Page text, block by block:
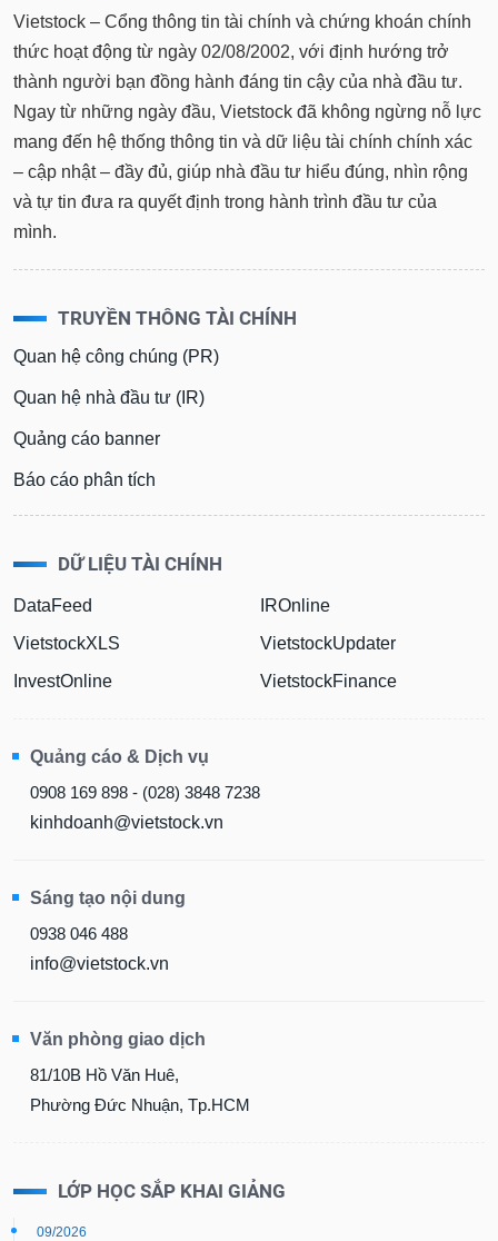
Vietstock – Cổng thông tin tài chính và chứng khoán chính
thức hoạt động từ ngày 02/08/2002, với định hướng trở
thành người bạn đồng hành đáng tin cậy của nhà đầu tư.
Ngay từ những ngày đầu, Vietstock đã không ngừng nỗ lực
mang đến hệ thống thông tin và dữ liệu tài chính chính xác
– cập nhật – đầy đủ, giúp nhà đầu tư hiểu đúng, nhìn rộng
và tự tin đưa ra quyết định trong hành trình đầu tư của
mình.
TRUYỀN THÔNG TÀI CHÍNH
Quan hệ công chúng (PR)
Quan hệ nhà đầu tư (IR)
Quảng cáo banner
Báo cáo phân tích
DỮ LIỆU TÀI CHÍNH
DataFeed
VietstockXLS
InvestOnline
IROnline
VietstockUpdater
VietstockFinance
Quảng cáo & Dịch vụ
0908 169 898 - (028) 3848 7238
kinhdoanh@vietstock.vn
Sáng tạo nội dung
0938 046 488
info@vietstock.vn
Văn phòng giao dịch
81/10B Hồ Văn Huê,
Phường Đức Nhuận, Tp.HCM
LỚP HỌC SẮP KHAI GIẢNG
09/2026